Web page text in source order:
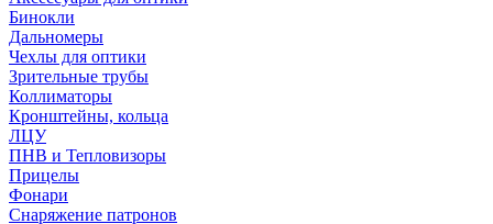
Бинокли
Дальномеры
Чехлы для оптики
Зрительные трубы
Коллиматоры
Кронштейны, кольца
ЛЦУ
ПНВ и Тепловизоры
Прицелы
Фонари
Снаряжение патронов